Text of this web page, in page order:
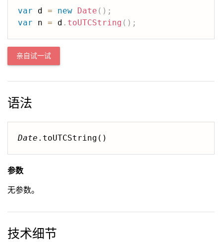
var d = new Date ( ) ;
var n = d . toUTCString ( ) ;
亲自试一试
语法
Date .toUTCString()
参数
无参数。
技术细节